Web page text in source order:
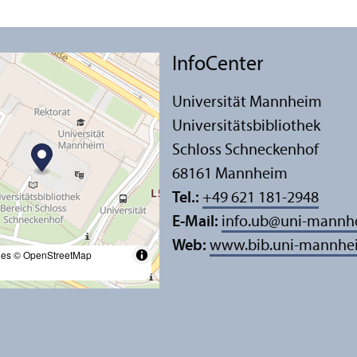
© OpenStreetMap
InfoCenter
Universität Mannheim
Universitäts­bibliothek
Schloss Schneckenhof
68161 Mannheim
Tel.: +49 621 181-2948
E-Mail: info.ub@uni-
Web: www.bib.uni-